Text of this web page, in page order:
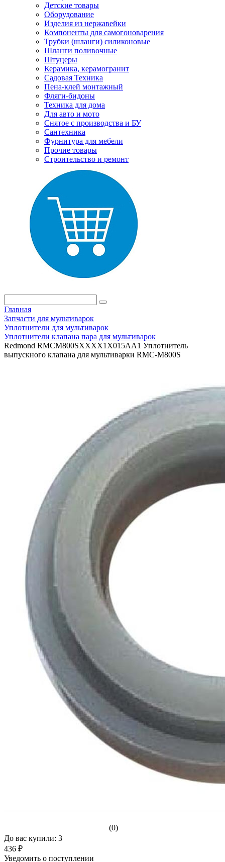
Детские товары
Оборудование
Изделия из нержавейки
Компоненты для самогоноварения
Трубки (шланги) силиконовые
Шланги поливочные
Штуцеры
Керамика, керамогранит
Садовая Техника
Пена-клей монтажный
Фляги-бидоны
Техника для дома
Для авто и мото
Снятое с производства и БУ
Сантехника
Фурнитура для мебели
Прочие товары
Строительство и ремонт
Главная
Запчасти для мультиварок
Уплотнители для мультиварок
Уплотнители клапана пара для мультиварок
Redmond RMCM800SXXXX1X015AA1 Уплотнитель
выпускного клапана для мультиварки RMC-M800S
(0)
До вас купили: 3
436 ₽
Уведомить о поступлении